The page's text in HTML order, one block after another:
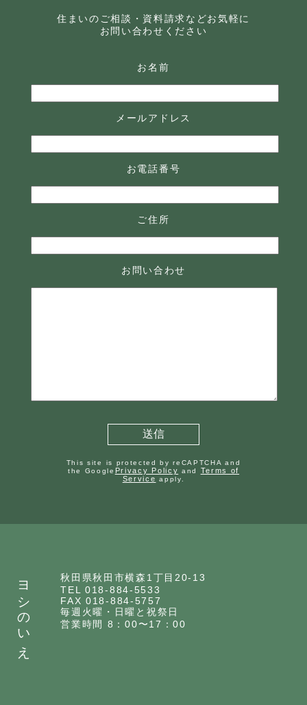
住まいのご相談・資料請求などお気軽に
お問い合わせください
お名前
メールアドレス
お電話番号
ご住所
お問い合わせ
This site is protected by reCAPTCHA and
the Google Privacy Policy and Terms of
Service apply.
ヨシのいえ
秋田県秋田市横森1丁目20-13
TEL 018-884-5533
FAX 018-884-5757
毎週火曜・日曜と祝祭日
営業時間 8：00〜17：00